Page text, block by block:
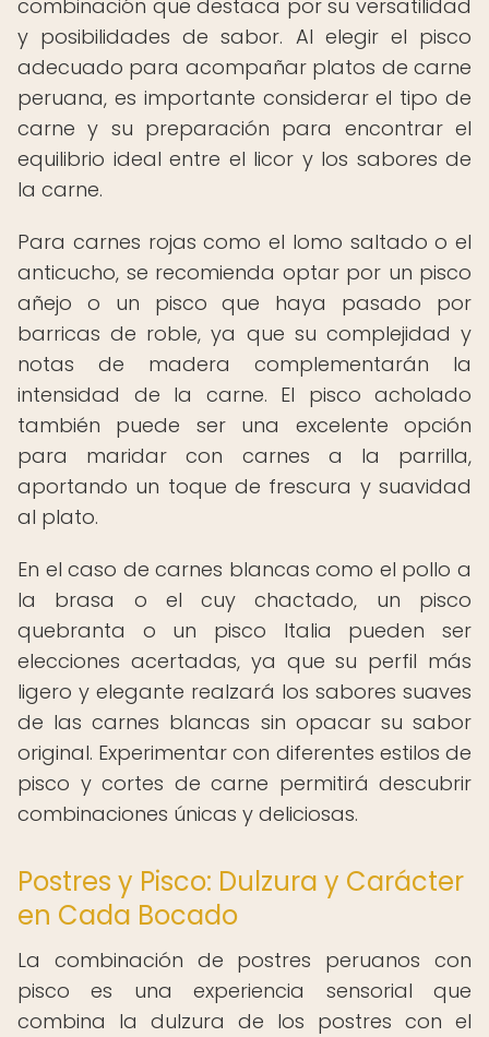
combinación que destaca por su versatilidad
y posibilidades de sabor. Al elegir el pisco
adecuado para acompañar platos de carne
peruana, es importante considerar el tipo de
carne y su preparación para encontrar el
equilibrio ideal entre el licor y los sabores de
la carne.
Para carnes rojas como el lomo saltado o el
anticucho, se recomienda optar por un pisco
añejo o un pisco que haya pasado por
barricas de roble, ya que su complejidad y
notas de madera complementarán la
intensidad de la carne. El pisco acholado
también puede ser una excelente opción
para maridar con carnes a la parrilla,
aportando un toque de frescura y suavidad
al plato.
En el caso de carnes blancas como el pollo a
la brasa o el cuy chactado, un pisco
quebranta o un pisco Italia pueden ser
elecciones acertadas, ya que su perfil más
ligero y elegante realzará los sabores suaves
de las carnes blancas sin opacar su sabor
original. Experimentar con diferentes estilos de
pisco y cortes de carne permitirá descubrir
combinaciones únicas y deliciosas.
Postres y Pisco: Dulzura y Carácter
en Cada Bocado
La combinación de postres peruanos con
pisco es una experiencia sensorial que
combina la dulzura de los postres con el